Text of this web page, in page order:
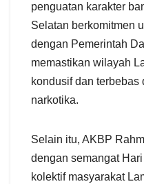
penguatan karakter
Selatan berkomitmen
dengan Pemerintah
memastikan wilayah
kondusif dan
narkotika.
Selain itu, AKBP
dengan semangat
kolektif masyarakat